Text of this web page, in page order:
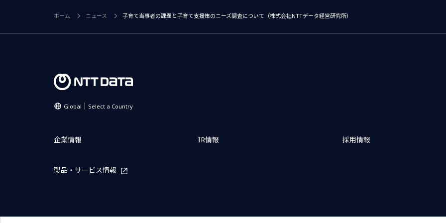
ホーム ニュース 子育て当事者の課題と子育て支援策のニーズ調査について（株式会社NTTデータ経営研究所）
Global Select a Country
企業情報 IR情報 採用情報
製品・サービス情報